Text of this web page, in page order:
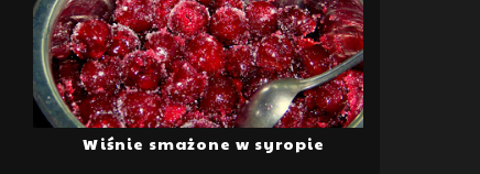
Wiśnie smażone w syropie